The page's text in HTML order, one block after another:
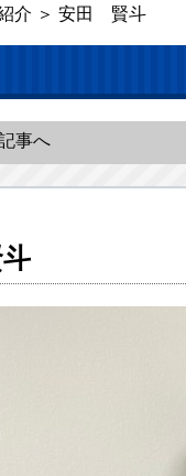
介 ＞ 安田 賢斗
事へ